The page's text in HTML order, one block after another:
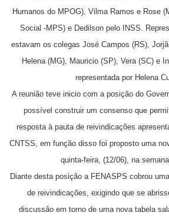
Humanos do MPOG), Vilma Ramos e Rose
Social -MPS) e Dedilson pelo INSS.
estavam os colegas José Campos (RS),
Helena (MG), Mauricio (SP), Vera (SC) e
representada por Helena
A reunião teve inicio com a posição do
possível construir um consenso que
resposta à pauta de reivindicações
CNTSS, em função disso foi proposto uma
quinta-feira, (12/06), na
Diante desta posição a FENASPS cobrou
de reivindicações, exigindo que se
discussão em torno de uma nova tabela